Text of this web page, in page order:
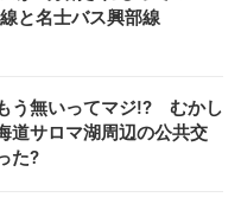
と名士バス興部線
う無いってマジ!? むかし
道サロマ湖周辺の公共交
た?